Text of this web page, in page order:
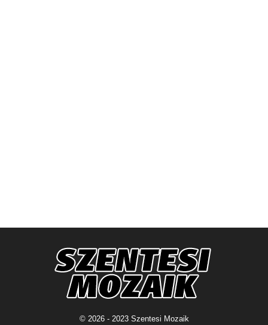
© 2026 - 2023 Szentesi Mozaik